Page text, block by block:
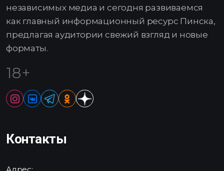
независимых медиа и сегодня развиваемся
как главный информационный ресурс Пинска,
предлагая аудитории свежий взгляд и новые
форматы.
18+
Контакты